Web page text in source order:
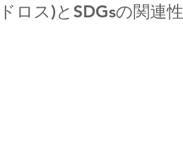
ロス)とSDGsの関連性